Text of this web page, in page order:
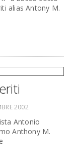
alias Antony M.
2002
Antonio
Anthony M.